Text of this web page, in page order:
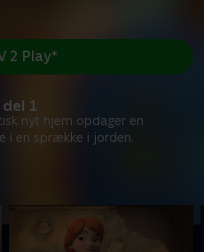
1
nyt hjem opdager en
i en sprække i jorden.
2 Play*